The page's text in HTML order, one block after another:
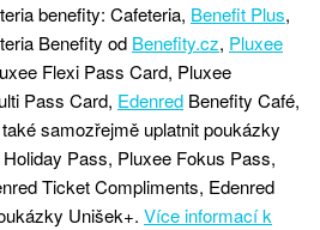
benefity: Cafeteria, Benefit Plus,
Benefity od Benefity.cz, Pluxee
Flexi Pass Card, Pluxee
Pass Card, Edenred Benefity Café,
samozřejmě uplatnit poukázky
Pass, Pluxee Fokus Pass,
Ticket Compliments, Edenred
Unišek+. Více informací k